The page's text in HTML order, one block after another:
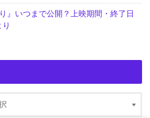
』いつまで公開？上映期間・終了日
り